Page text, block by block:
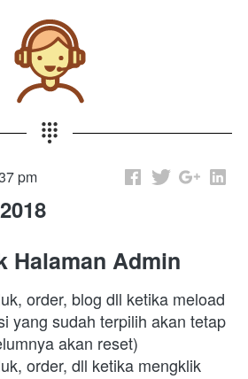
pm
Halaman Admin
order, blog dll ketika meload
yang sudah terpilih akan tetap
akan reset)
order, dll ketika mengklik